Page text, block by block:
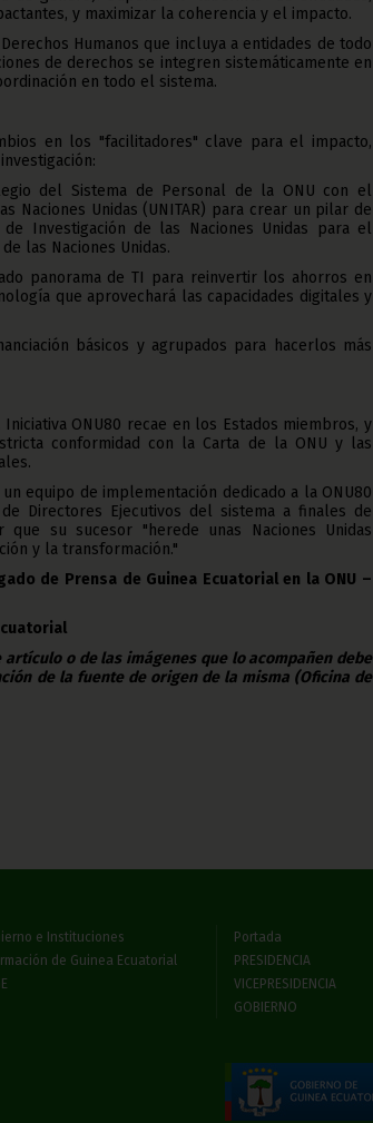
y maximizar la coherencia y el impacto.
Humanos que incluya a entidades de todo
de derechos se integren sistemáticamente en
en todo el sistema.
en los "facilitadores" clave para el impacto,
del Sistema de Personal de la ONU con el
Naciones Unidas (UNITAR) para crear un pilar de
Investigación de las Naciones Unidas para el
las Naciones Unidas.
panorama de TI para reinvertir los ahorros en
que aprovechará las capacidades digitales y
básicos y agrupados para hacerlos más
ONU80 recae en los Estados miembros, y
conformidad con la Carta de la ONU y las
equipo de implementación dedicado a la ONU80
Directores Ejecutivos del sistema a finales de
su sucesor "herede unas Naciones Unidas
y la transformación."
de Prensa de Guinea Ecuatorial en la ONU –
o de las imágenes que lo acompañen debe
de la fuente de origen de la misma (Oficina de
e Instituciones
de Guinea Ecuatorial
Portada
PRESIDENCIA
VICEPRESIDENCIA
GOBIERNO